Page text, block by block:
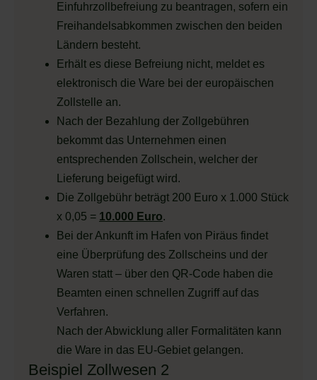
Einfuhrzollbefreiung zu beantragen, sofern ein
Freihandelsabkommen zwischen den beiden
Ländern besteht.
Erhält es diese Befreiung nicht, meldet es
elektronisch die Ware bei der europäischen
Zollstelle an.
Nach der Bezahlung der Zollgebühren
bekommt das Unternehmen einen
entsprechenden Zollschein, welcher der
Lieferung beigefügt wird.
Die Zollgebühr beträgt 200 Euro x 1.000 Stück
x 0,05 = 10.000 Euro.
Bei der Ankunft im Hafen von Piräus findet
eine Überprüfung des Zollscheins und der
Waren statt – über den QR-Code haben die
Beamten einen schnellen Zugriff auf das
Verfahren.
Nach der Abwicklung aller Formalitäten kann
die Ware in das EU-Gebiet gelangen.
Beispiel Zollwesen 2